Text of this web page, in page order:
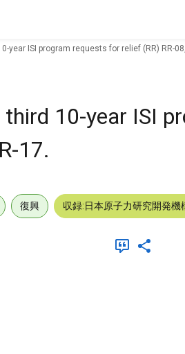
year ISI program requests for relief (RR) RR-
10-year ISI
17.
復興 収録:日本原子力研究開発機